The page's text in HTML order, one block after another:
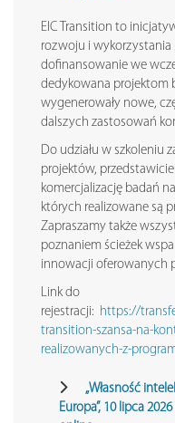
EIC Transition to
rozwoju i wykorzystania
dofinansowanie we
dedykowana projektom
wygenerowały nowe,
dalszych zastosowań
Do udziału w szkoleniu
projektów,
komercjalizację badań
których realizowane są
Zapraszamy także
poznaniem ścieżek
innowacji oferowanych
Link do
rejestracji: https://
transition-szansa-na-
realizowanych-z-
„Własność
Europa”, 10 lipca